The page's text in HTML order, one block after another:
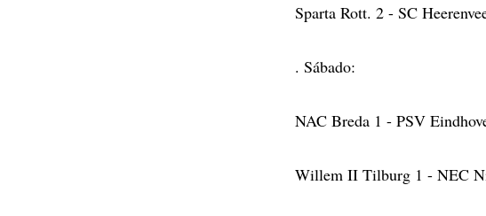
Sparta Rott. 2 - SC
. Sábado:
NAC Breda 1 - PSV
Willem II Tilburg 1 - NEC